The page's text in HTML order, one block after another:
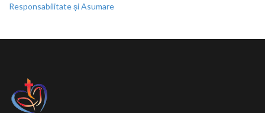
Responsabilitate și Asumare